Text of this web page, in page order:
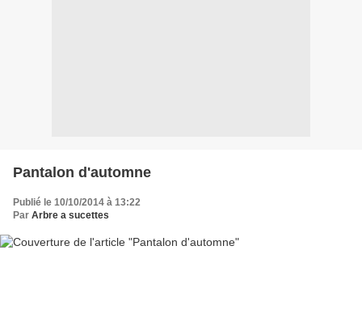
Pantalon d'automne
Publié le 10/10/2014 à 13:22
Par Arbre a sucettes